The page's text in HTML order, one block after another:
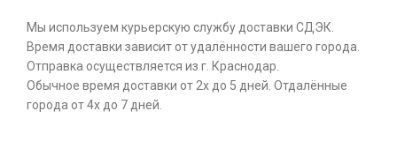
Мы используем курьерскую службу доставки СДЭК.
Время доставки зависит от удалённости вашего города.
Отправка осуществляется из г. Краснодар.
Обычное время доставки от 2х до 5 дней. Отдалённые
города от 4х до 7 дней.